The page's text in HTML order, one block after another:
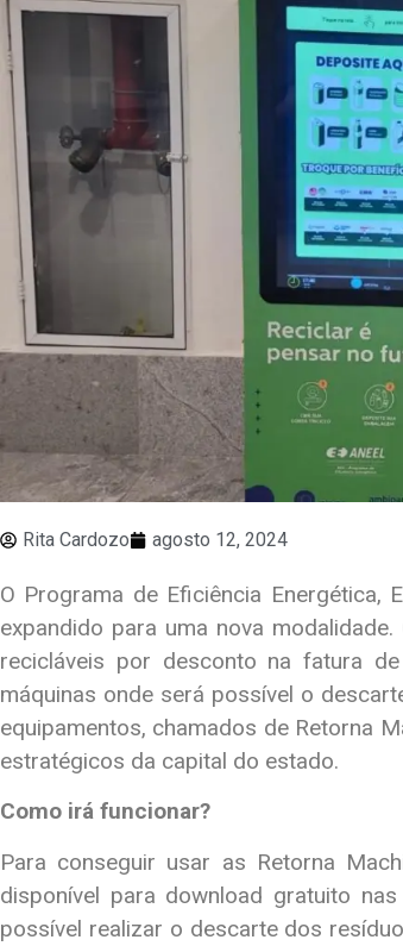
Rita Cardozo agosto 12, 2024
O Programa de Eficiência Energética,
expandido para uma nova
recicláveis por desconto na fatura
máquinas onde será possível o
equipamentos, chamados de Retorna
estratégicos da capital do estado.
Como irá funcionar?
Para conseguir usar as Retorna
disponível para download gratuito
possível realizar o descarte dos